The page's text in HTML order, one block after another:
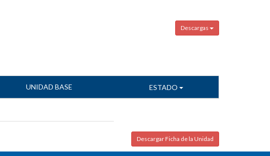
Descargas
UNIDAD BASE ESTADO
Descargar Ficha de la Unidad